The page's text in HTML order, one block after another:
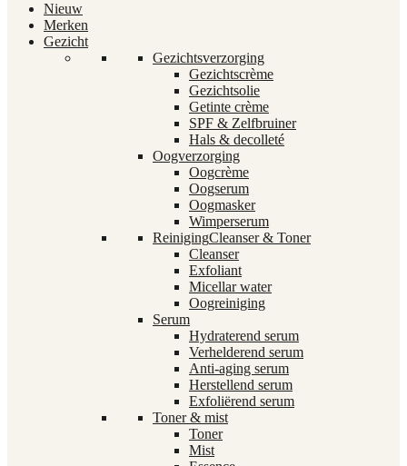
Nieuw
Merken
Gezicht
Gezichtsverzorging
Gezichtscrème
Gezichtsolie
Getinte crème
SPF & Zelfbruiner
Hals & decolleté
Oogverzorging
Oogcrème
Oogserum
Oogmasker
Wimperserum
ReinigingCleanser & Toner
Cleanser
Exfoliant
Micellar water
Oogreiniging
Serum
Hydraterend serum
Verhelderend serum
Anti-aging serum
Herstellend serum
Exfoliërend serum
Toner & mist
Toner
Mist